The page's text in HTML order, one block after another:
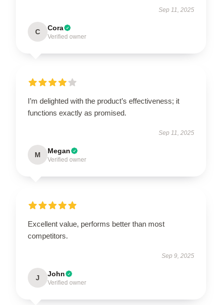
Sep 11, 2025
C Cora
Verified owner
I’m delighted with the product’s effectiveness; it
functions exactly as promised.
Sep 11, 2025
M Megan
Verified owner
Excellent value, performs better than most
competitors.
Sep 9, 2025
J John
Verified owner